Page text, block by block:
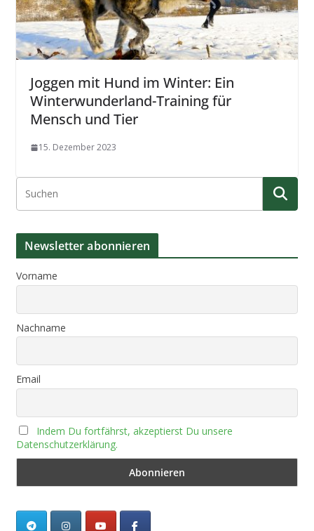
Joggen mit Hund im Winter: Ein
Winterwunderland-Training für
Mensch und Tier
15. Dezember 2023
Newsletter abonnieren
Vorname
Nachname
Email
Indem Du fortfährst, akzeptierst Du unsere
Datenschutzerklärung.